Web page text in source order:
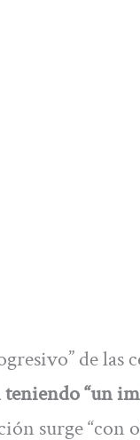
de las
teniendo “un
surge “con